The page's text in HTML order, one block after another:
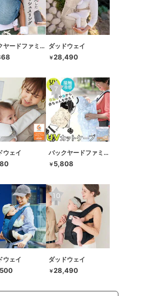
バックヤードファミリー ダッドウェイ
￥28,490
ウェイ バックヤードファミリー
￥ 5,808
ウェイ ダッドウェイ
￥28,490